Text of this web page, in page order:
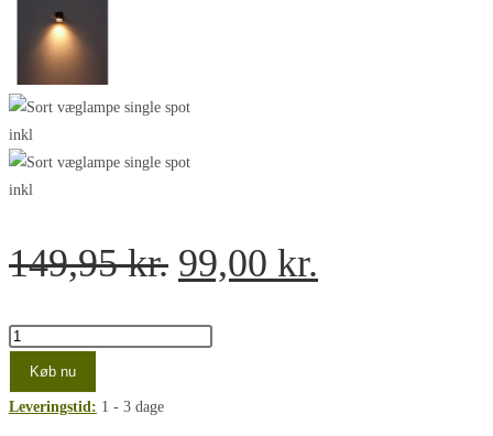
149,95kr. Den
pris
99,00 kr.
SunFlux
Sort
væglampe
9x7x8
Køb nu
Leveringstid: 1 - 3 dage